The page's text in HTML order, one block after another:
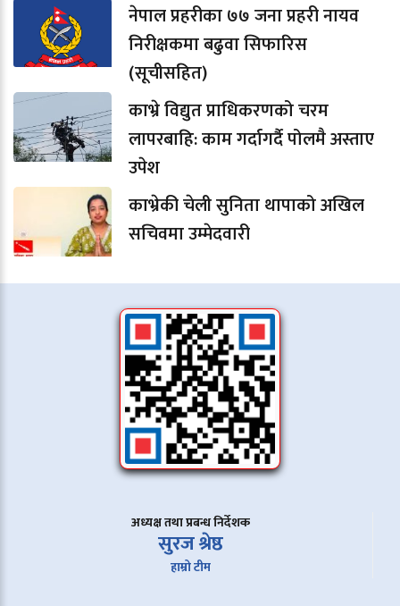
नेपाल प्रहरीका ७७ जना प्रहरी नायव
निरीक्षकमा बढुवा सिफारिस
(सूचीसहित)
काभ्रे विद्युत प्राधिकरणको चरम
लापरबाहि: काम गर्दागर्दै पोलमै अस्ताए
उपेश
काभ्रेकी चेली सुनिता थापाको अखिल
सचिवमा उम्मेदवारी
अध्यक्ष तथा प्रबन्ध निर्देशक
सुरज श्रेष्ठ
हाम्रो टीम